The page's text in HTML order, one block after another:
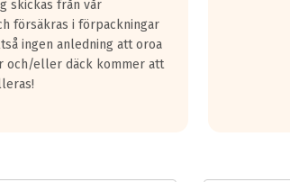
skickas från vår
försäkras i förpackningar
ingen anledning att oroa
och/eller däck kommer att